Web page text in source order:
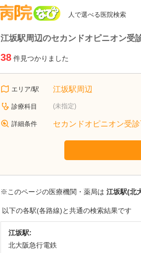
人で選べる医院検索
江坂駅周辺のセカンドオピニオン受
38 件見つかりました
エリア/駅 江坂駅周辺
診療科目 (未指定)
詳細条件 セカンドオピニオン受
※このページの医療機関・薬局は 江坂駅(北
以下の各駅(各路線)と共通の検索結果です
江坂駅:
北大阪急行電鉄